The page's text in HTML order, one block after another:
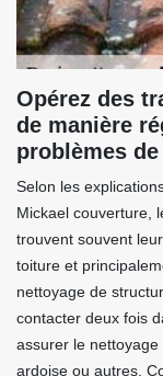
Opérez des
de manière
problèmes
Selon les
Mickael couverture,
trouvent souvent
toiture et
nettoyage de
contacter deux fois
assurer le nettoyage
ardoise ou autres.